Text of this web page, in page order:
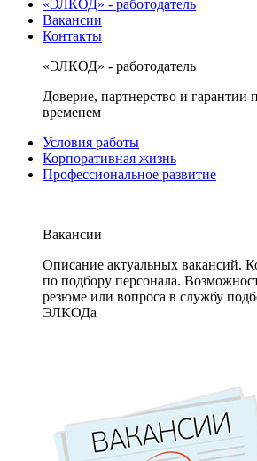
«ЭЛКОД» - работодатель
Вакансии
Контакты
«ЭЛКОД» - работодатель
Доверие, партнерство и гарантии
временем
Условия работы
Корпоративная жизнь
Профессиональное развитие
Вакансии
Описание актуальных вакансий.
по подбору персонала.
резюме или вопроса в службу
ЭЛКОДа